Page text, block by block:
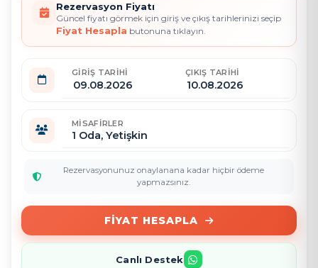
Rezervasyon Fiyatı
Güncel fiyatı görmek için giriş ve çıkış tarihlerinizi seçip
Fiyat Hesapla butonuna tıklayın.
GIRIŞ TARIHI ÇIKIŞ TARIHI
MISAFIRLER
1 Oda, Yetişkin
Rezervasyonunuz onaylanana kadar hiçbir ödeme
yapmazsınız.
FIYAT HESAPLA
Canlı Destek